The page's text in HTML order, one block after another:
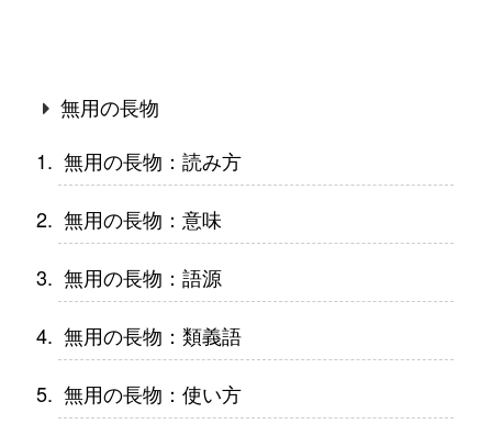
無用の長物
無用の長物：読み方
無用の長物：意味
無用の長物：語源
無用の長物：類義語
無用の長物：使い方